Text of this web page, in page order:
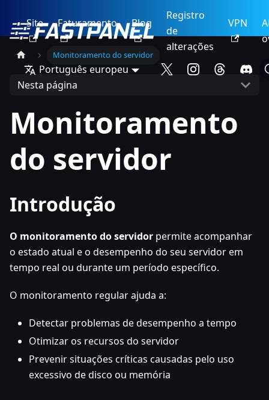
Site Faturamento Blog
Registro
de
alterações
VPN
Português europeu
Monitoramento do servidor
Nesta página
Monitoramento
do servidor
Introdução
O monitoramento do servidor permite acompanhar
o estado atual e o desempenho do seu servidor em
tempo real ou durante um período específico.
O monitoramento regular ajuda a:
Detectar problemas de desempenho a tempo
Otimizar os recursos do servidor
Prevenir situações críticas causadas pelo uso
excessivo de disco ou memória